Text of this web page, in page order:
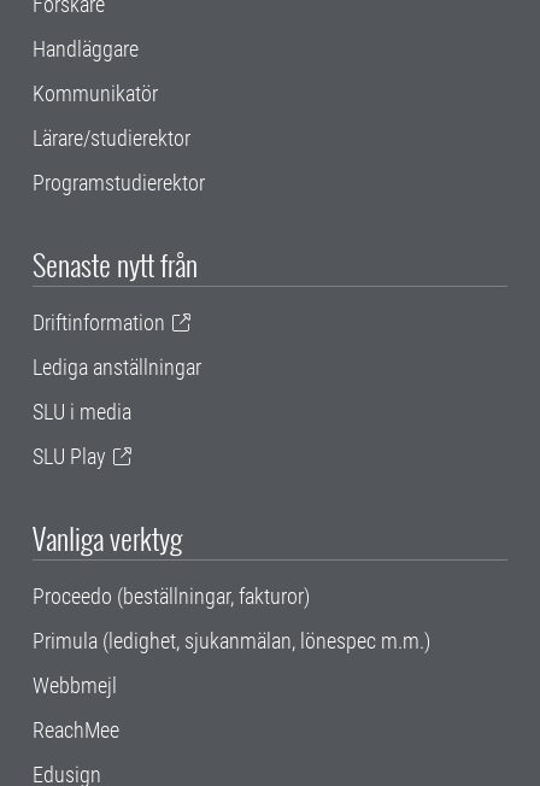
Handläggare
Kommunikatör
Lärare/studierektor
Programstudierektor
Senaste nytt från
Driftinformation
Lediga anställningar
SLU i media
SLU Play
Vanliga verktyg
Proceedo (beställningar, fakturor)
Primula (ledighet, sjukanmälan, lönespec m.m.)
Webbmejl
ReachMee
Edusign